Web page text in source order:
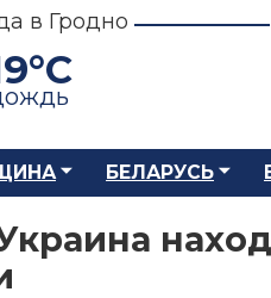
в Гродно
БЕЛАРУСЬ